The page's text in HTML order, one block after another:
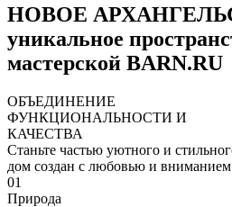
НОВОЕ
уникальное
мастерской BARN.RU
ОБЪЕДИНЕНИЕ
ФУНКЦИОНАЛЬНОСТИ И
КАЧЕСТВА
Станьте частью уютного и
дом создан с любовью и вниманием
01
Природа